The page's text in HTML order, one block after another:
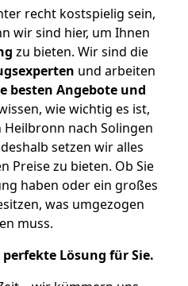
recht kostspielig sein,
wir sind hier, um Ihnen
zu bieten. Wir sind die
und arbeiten
besten Angebote und
wie wichtig es ist,
nach Solingen
setzen wir alles
Preise zu bieten. Ob Sie
haben oder ein großes
was umgezogen
muss.
Lösung für Sie.